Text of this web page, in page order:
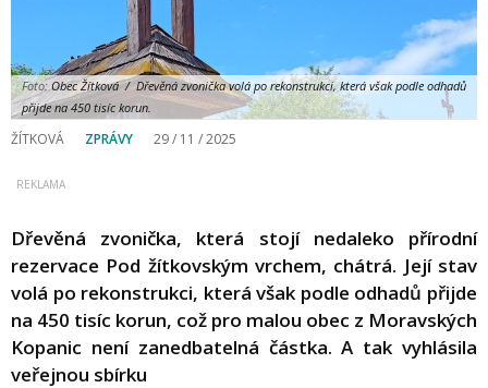
Foto:Obec Žítková / Dřevěná zvonička volá po rekonstrukci, která však podle odhadů
přijde na 450 tisíc korun.
ŽÍTKOVÁ ZPRÁVY 29 / 11 / 2025
Dřevěná zvonička, která stojí nedaleko přírodní
rezervace Pod žítkovským vrchem, chátrá. Její stav
volá po rekonstrukci, která však podle odhadů přijde
na 450 tisíc korun, což pro malou obec z Moravských
Kopanic není zanedbatelná částka. A tak vyhlásila
veřejnou sbírku